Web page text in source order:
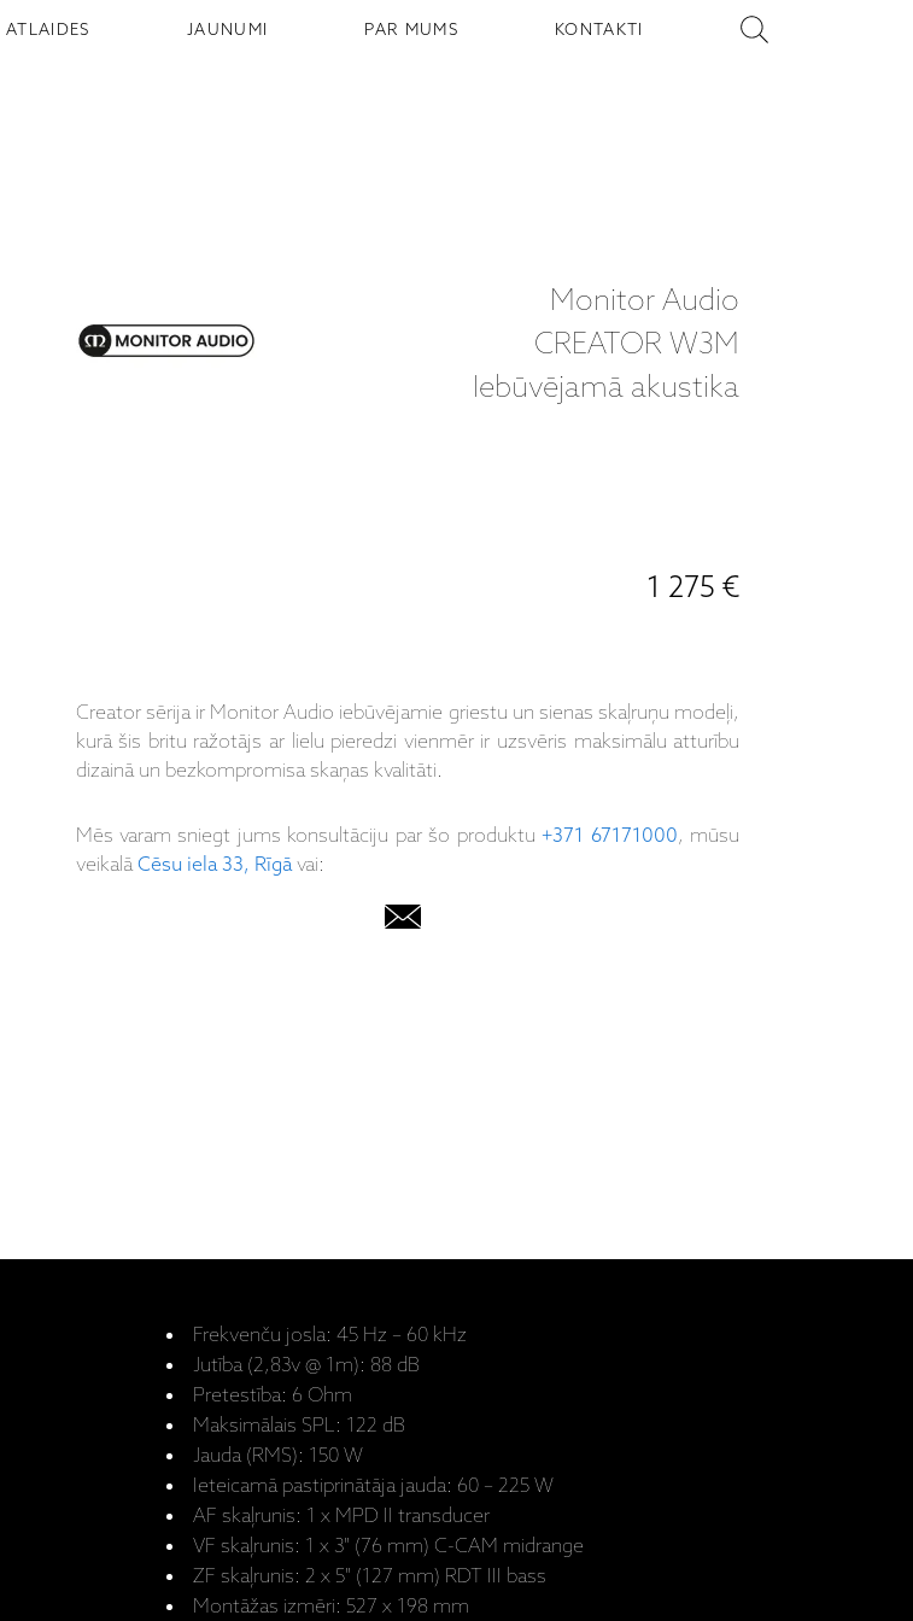
ATLAIDES JAUNUMI PAR MUMS KONTAKTI
Monitor Audio
CREATOR W3M
Iebūvējamā akustika
1 275 €
Creator sērija ir Monitor Audio iebūvējamie griestu un sienas skaļruņu modeļi,
kurā šis britu ražotājs ar lielu pieredzi vienmēr ir uzsvēris maksimālu atturību
dizainā un bezkompromisa skaņas kvalitāti.
Mēs varam sniegt jums konsultāciju par šo produktu+371 67171000, mūsu
veikalāCēsu iela 33, Rīgāvai:
Frekvenču josla: 45 Hz – 60 kHz​
Jutība (2,83v @ 1m): 88 dB
Pretestība: 6 Ohm
Maksimālais SPL: 122 dB
Jauda (RMS): 150 W
Ieteicamā pastiprinātāja jauda: 60 – 225 W
AF skaļrunis: 1 x MPD II transducer
VF skaļrunis: 1 x 3" (76 mm) C-CAM midrange
ZF skaļrunis: 2 x 5" (127 mm) RDT III bass
Montāžas izmēri: 527 x 198 mm